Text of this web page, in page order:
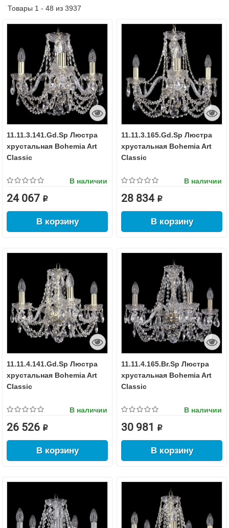
Товары 1 - 48 из 3937
11.11.3.141.Gd.Sp Люстра
хрустальная Bohemia Art
Classic
В наличии
24 067 ₽
В корзину
11.11.3.165.Gd.Sp Люстра
хрустальная Bohemia Art
Classic
В наличии
28 834 ₽
В корзину
11.11.4.141.Gd.Sp Люстра
хрустальная Bohemia Art
Classic
В наличии
26 526 ₽
В корзину
11.11.4.165.Br.Sp Люстра
хрустальная Bohemia Art
Classic
В наличии
30 981 ₽
В корзину